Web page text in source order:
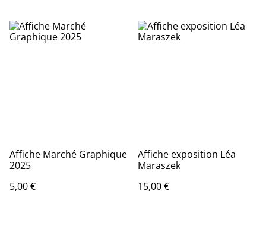
Affiche Marché Graphique
2025
5,00 €
Affiche exposition Léa
Maraszek
15,00 €